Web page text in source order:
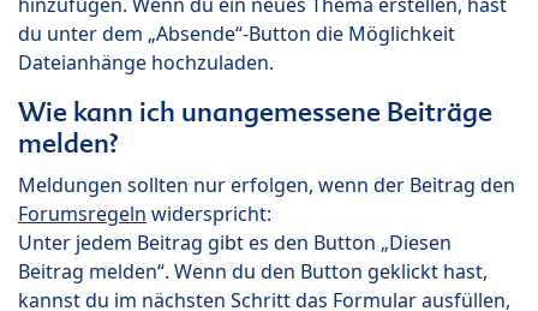
du unter dem „Absende“-Button die Möglichkeit
Dateianhänge hochzuladen.
Wie kann ich unangemessene Beiträge
melden?
Meldungen sollten nur erfolgen, wenn der Beitrag den
Forumsregeln widerspricht:
Unter jedem Beitrag gibt es den Button „Diesen
Beitrag melden“. Wenn du den Button geklickt hast,
kannst du im nächsten Schritt das Formular ausfüllen,